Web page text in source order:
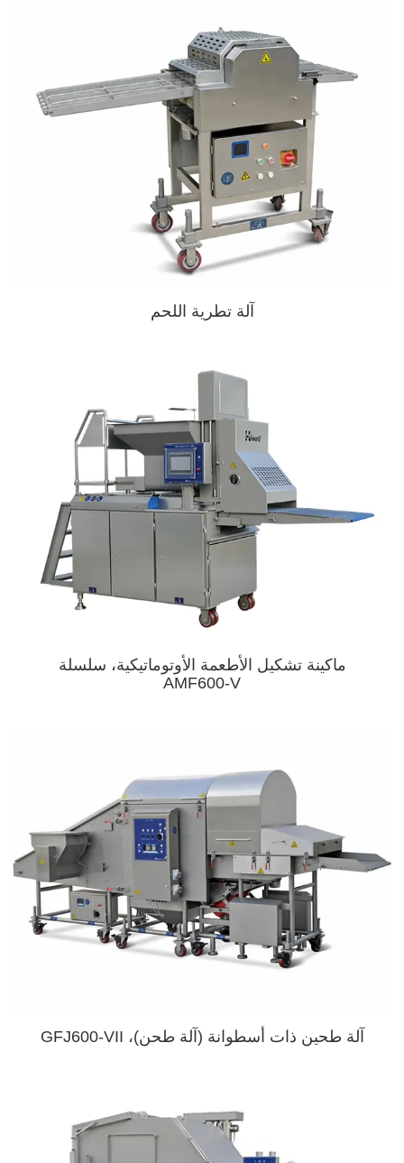
آلة تطرية اللحم
ماكينة تشكيل الأطعمة الأوتوماتيكية، سلسلة
AMF600-V
آلة طحين ذات أسطوانة (آلة طحن)، GFJ600-VII